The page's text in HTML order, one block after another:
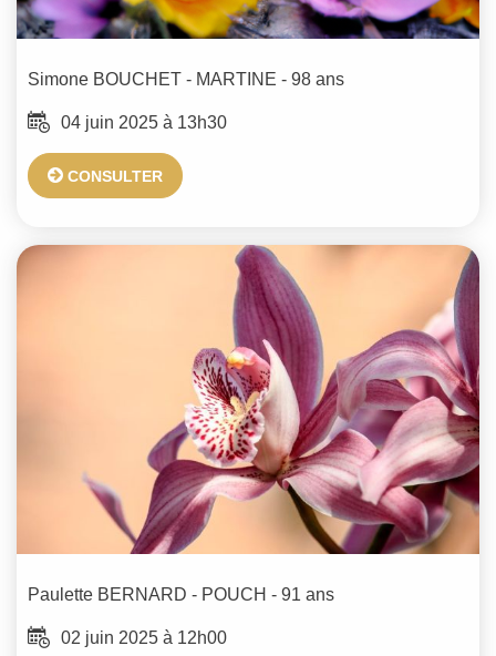
Simone BOUCHET - MARTINE - 98 ans
04 juin 2025 à 13h30
CONSULTER
Paulette BERNARD - POUCH - 91 ans
02 juin 2025 à 12h00